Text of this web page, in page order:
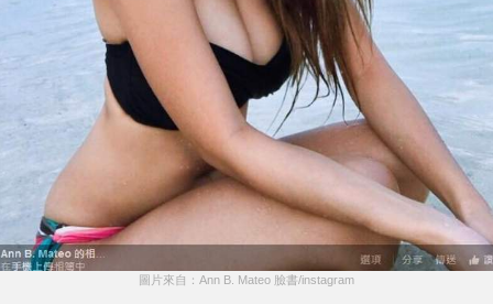
圖片來自：Ann B. Mateo 臉書/instagram